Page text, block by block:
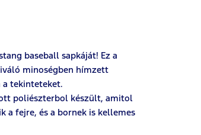
baseball sapkáját! Ez a
minoségben hímzett
a tekinteteket.
poliészterbol készült, amitol
a fejre, és a bornek is kellemes